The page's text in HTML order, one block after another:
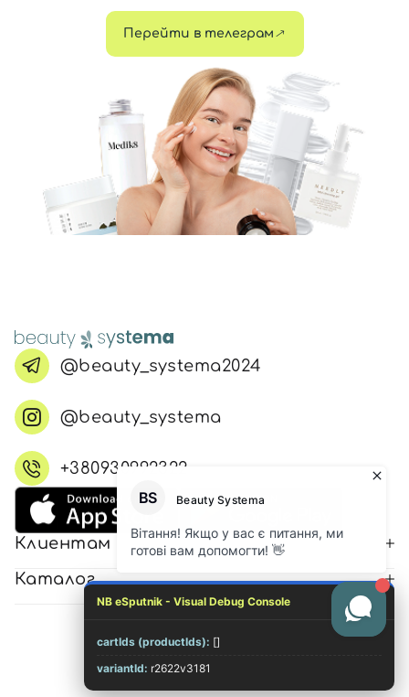
Перейти в телеграм
@beauty_systema2024
@beauty_systema
+380930992322
Клиентам
Каталог
© 2026 Все права защищены
NB eSputnik - Visual Debug Console
cartIds (productIds): []
variantId: r2622v3181